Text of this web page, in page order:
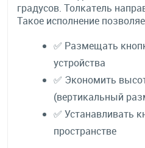
градусов. Толкатель
Такое исполнение
✅ Размещать
устройства
✅ Экономить
(вертикальный
✅ Устанавливать
пространстве